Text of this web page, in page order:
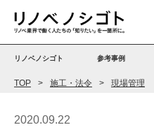
リノベノシゴト 参考事例
TOP 施工・法令 現場管理
2020.09.22